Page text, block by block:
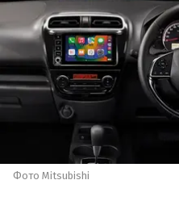
Фото Mitsubishi